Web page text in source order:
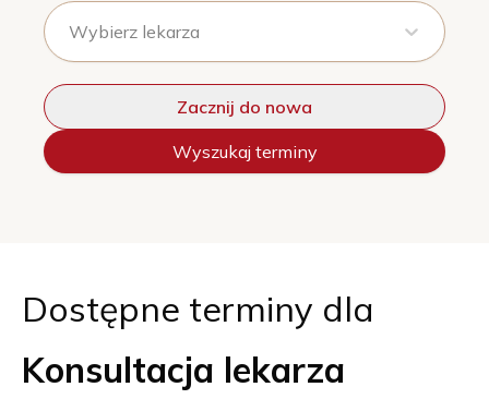
Wybierz lekarza
Zacznij do nowa
Wyszukaj terminy
Dostępne terminy dla
Konsultacja lekarza